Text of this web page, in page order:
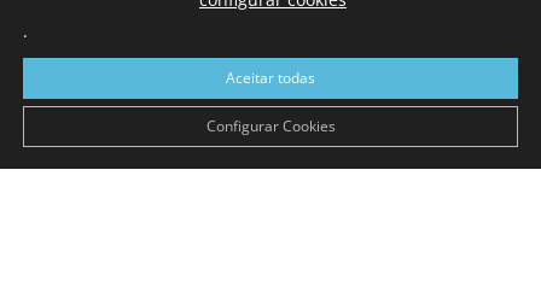
Com sede nas Caldas da Rainha e mais de 90 anos de
a sul de distrito de Leiria, com mais de 40.000 leitores por
toda a região Oeste. Jornal com distribuição em Portugal
Continental e assinatura online.
.
Aceitar todas
Configurar Cookies